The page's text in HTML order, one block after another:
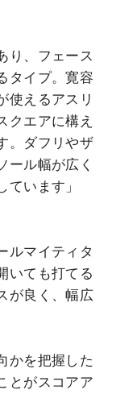
り、フェース
タイプ。寛容
使えるアスリ
クエアに構え
。ダフリやザ
ール幅が広く
います」
ルマイティタ
いても打てる
が良く、幅広
かを把握した
とがスコアア